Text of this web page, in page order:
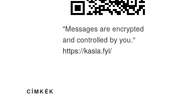
"Messages are encrypted
and controlled by you."
https://kasia.fyi/
CÍMKÉK